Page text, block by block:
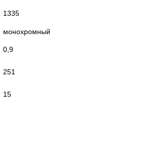
1335
монохромный
0,9
251
15